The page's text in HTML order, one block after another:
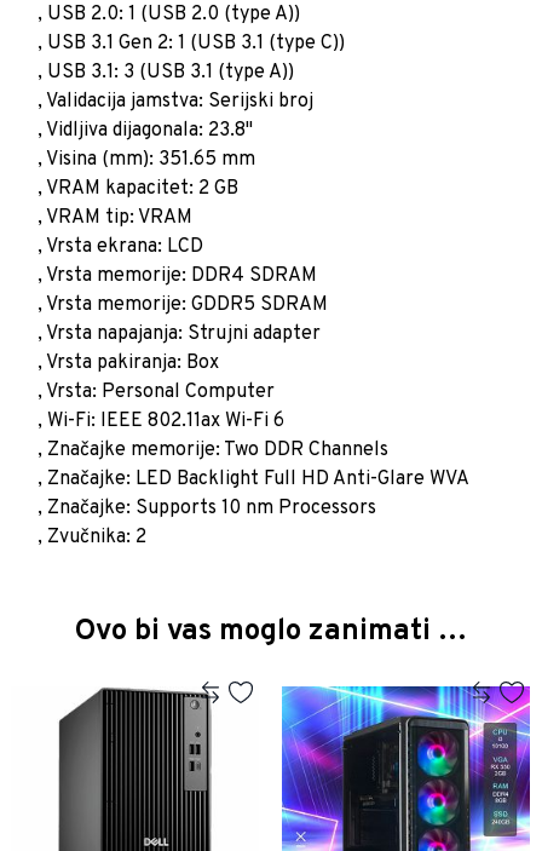
, USB 2.0: 1 (USB 2.0 (type A))
, USB 3.1 Gen 2: 1 (USB 3.1 (type C))
, USB 3.1: 3 (USB 3.1 (type A))
, Validacija jamstva: Serijski broj
, Vidljiva dijagonala: 23.8"
, Visina (mm): 351.65 mm
, VRAM kapacitet: 2 GB
, VRAM tip: VRAM
, Vrsta ekrana: LCD
, Vrsta memorije: DDR4 SDRAM
, Vrsta memorije: GDDR5 SDRAM
, Vrsta napajanja: Strujni adapter
, Vrsta pakiranja: Box
, Vrsta: Personal Computer
, Wi-Fi: IEEE 802.11ax Wi-Fi 6
, Značajke memorije: Two DDR Channels
, Značajke: LED Backlight Full HD Anti-Glare WVA
, Značajke: Supports 10 nm Processors
, Zvučnika: 2
Ovo bi vas moglo zanimati …